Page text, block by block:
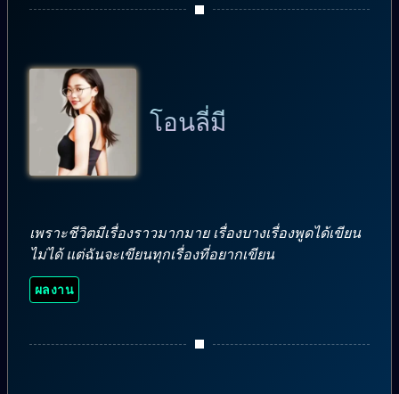
โอนลี่มี
เพราะชีวิตมีเรื่องราวมากมาย เรื่องบางเรื่องพูดได้เขียน
ไม่ได้ แต่ฉันจะเขียนทุกเรื่องที่อยากเขียน
ผลงาน